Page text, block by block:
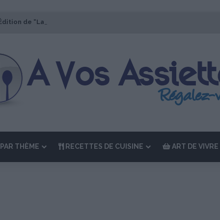
de “La Semaine des Chefs” du 19 au 24 octobre 2026
THÈME RECETTES DE CUISINE ART DE VIVRE